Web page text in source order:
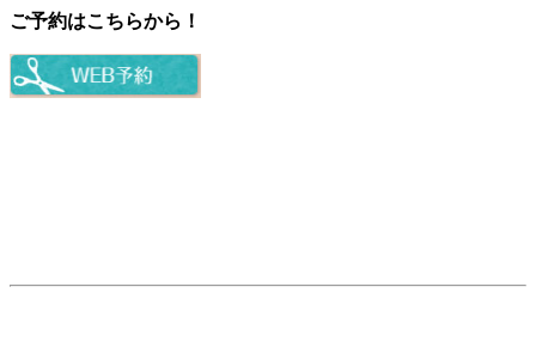
ご予約はこちらから！